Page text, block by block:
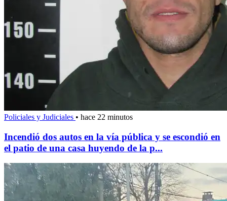
Policiales y Judiciales • hace 22 minutos
Incendió dos autos en la vía pública y se escondió en
el patio de una casa huyendo de la p...